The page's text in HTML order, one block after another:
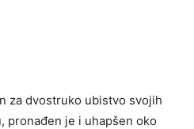
za dvostruko ubistvo svojih
pronađen je i uhapšen oko